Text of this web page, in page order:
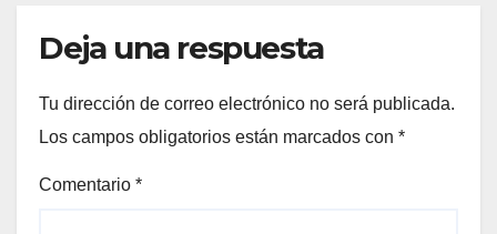
Deja una respuesta
Tu dirección de correo electrónico no será publicada.
Los campos obligatorios están marcados con *
Comentario *